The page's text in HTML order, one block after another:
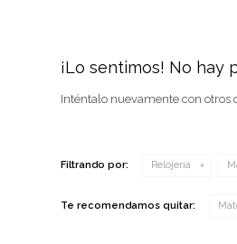
¡Lo sentimos! No hay
Inténtalo nuevamente con otros
Filtrando por: Relojería
Te recomendamos quitar: